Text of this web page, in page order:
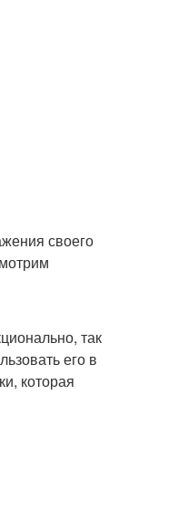
своего
так
его в
которая